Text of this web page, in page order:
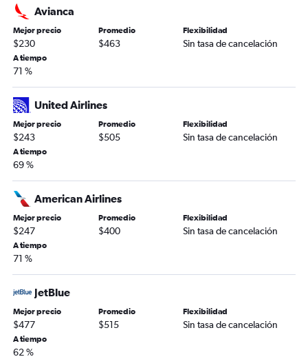
Avianca
Mejor precio
$230
Promedio
$463
Flexibilidad
Sin tasa de cancelación
A tiempo
71 %
United Airlines
Mejor precio
$243
Promedio
$505
Flexibilidad
Sin tasa de cancelación
A tiempo
69 %
American Airlines
Mejor precio
$247
Promedio
$400
Flexibilidad
Sin tasa de cancelación
A tiempo
71 %
JetBlue
Mejor precio
$477
Promedio
$515
Flexibilidad
Sin tasa de cancelación
A tiempo
62 %